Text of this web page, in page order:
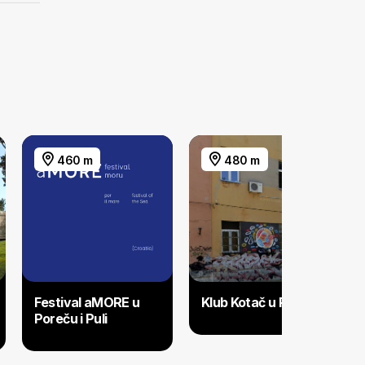
460 m
Festival aMORE u
Poreču i Puli
480 m
Klub Kotač u Puli